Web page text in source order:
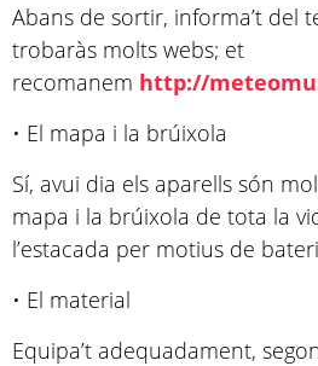
Abans de sortir, informa’t del
trobaràs molts webs; et
recomanem http://
• El mapa i la brúixola
Sí, avui dia els aparells són
mapa i la brúixola de tota la
l’estacada per motius de
• El material
Equipa’t adequadament,